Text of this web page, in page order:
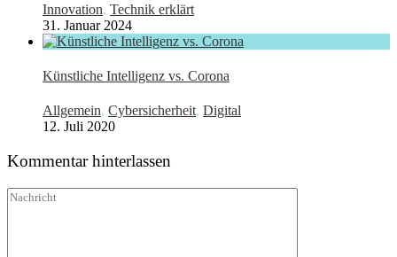
Innovation, Technik erklärt
31. Januar 2024
Künstliche Intelligenz vs. Corona
Allgemein, Cybersicherheit, Digital
12. Juli 2020
Kommentar hinterlassen